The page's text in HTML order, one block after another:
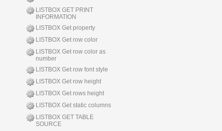
LISTBOX GET PRINT
INFORMATION
LISTBOX Get property
LISTBOX Get row color
LISTBOX Get row color as
number
LISTBOX Get row font style
LISTBOX Get row height
LISTBOX Get rows height
LISTBOX Get static columns
LISTBOX GET TABLE
SOURCE